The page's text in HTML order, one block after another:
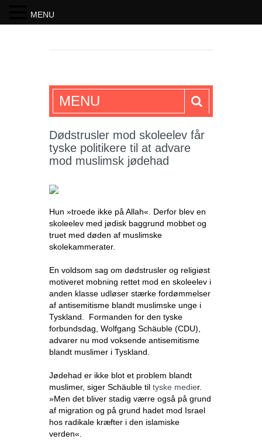
SKRIFTEN
MENU
Dødstrusler mod skoleelev får
tyske politikere til at advare
mod muslimsk jødehad
Hun »troede ikke på Allah«. Derfor blev en
skoleelev med jødisk baggrund mobbet og
truet med døden af muslimske
skolekammerater.
En voldsom sag om dødstrusler og religiøst
motiveret mobning rettet mod en skoleelev i
anden klasse udløser stærke fordømmelser
af antisemitisme blandt muslimske unge i
Tyskland. Formanden for den tyske
forbundsdag, Wolfgang Schäuble (CDU),
advarer nu mod voksende antisemitisme
blandt muslimer i Tyskland.
Jødehad er ikke blot et problem blandt
muslimer, siger Schäuble til tyske medier.
»Men det bliver stadig værre også på grund
af migration og på grund hadet mod Israel
hos radikale kræfter i den islamiske
verden«.
MENU